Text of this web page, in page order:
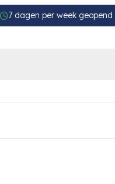
7 dagen per week geopend